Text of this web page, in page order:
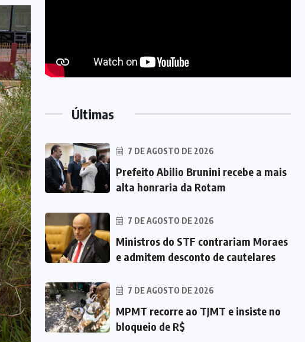
Últimas
7 DE AGOSTO DE 2026
Prefeito Abilio Brunini recebe a mais
alta honraria da Rotam
7 DE AGOSTO DE 2026
Ministros do STF contrariam Moraes
e admitem desconto de cautelares
7 DE AGOSTO DE 2026
MPMT recorre ao TJMT e insiste no
bloqueio de R$